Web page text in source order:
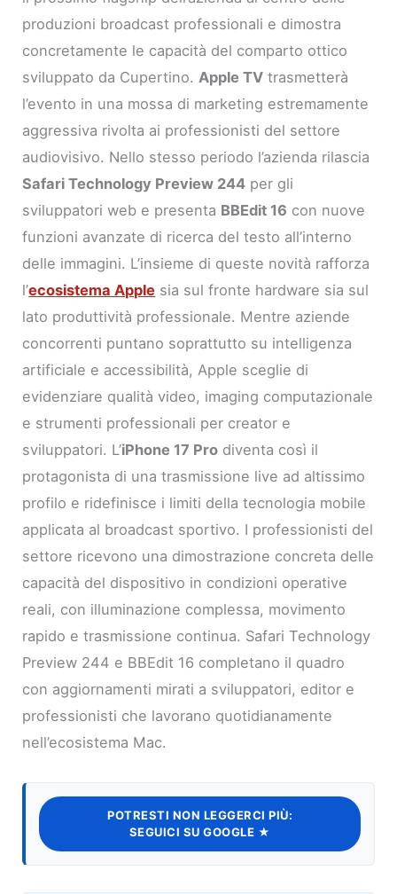
produzioni broadcast professionali e dimostra
concretamente le capacità del comparto ottico
sviluppato da Cupertino.Apple TV trasmetterà
l’evento in una mossa di marketing estremamente
aggressiva rivolta ai professionisti del settore
audiovisivo. Nello stesso periodo l’azienda rilascia
Safari Technology Preview 244 per gli
sviluppatori web e presenta BBEdit 16 con nuove
funzioni avanzate di ricerca del testo all’interno
delle immagini. L’insieme di queste novità rafforza
l’ecosistema Apple sia sul fronte hardware sia sul
lato produttività professionale. Mentre aziende
concorrenti puntano soprattutto su intelligenza
artificiale e accessibilità, Apple sceglie di
evidenziare qualità video, imaging computazionale
e strumenti professionali per creator e
sviluppatori. L’iPhone 17 Pro diventa così il
protagonista di una trasmissione live ad altissimo
profilo e ridefinisce i limiti della tecnologia mobile
applicata al broadcast sportivo. I professionisti del
settore ricevono una dimostrazione concreta delle
capacità del dispositivo in condizioni operative
reali, con illuminazione complessa, movimento
rapido e trasmissione continua. Safari Technology
Preview 244 e BBEdit 16 completano il quadro
con aggiornamenti mirati a sviluppatori, editor e
professionisti che lavorano quotidianamente
nell’ecosistema Mac.
POTRESTI NON LEGGERCI PIÙ:
SEGUICI SU GOOGLE ★